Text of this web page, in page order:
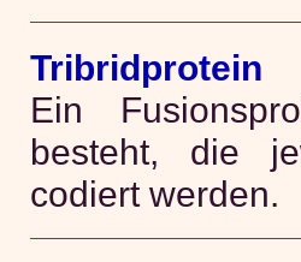
Tribridprotein
Ein
besteht, die
codiert werden.